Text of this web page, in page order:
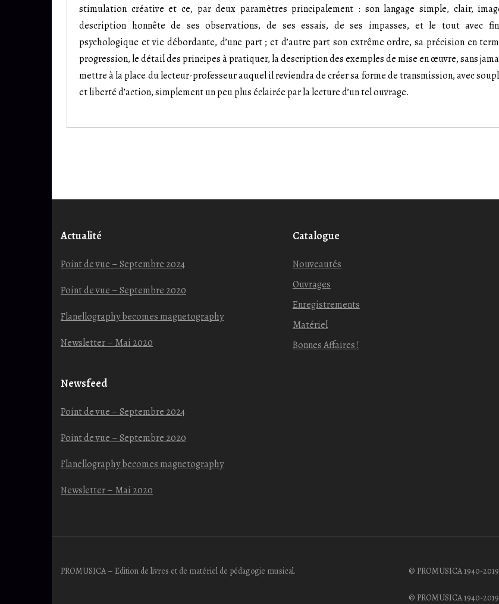
stimulation créative et ce, par deux paramètres principalement : son langage simple, clair,
description honnête de ses observations, de ses essais, de ses impasses, et le tout avec
psychologique et vie débordante, d’une part ; et d’autre part son extrême ordre, sa précision en
progression, le détail des principes à pratiquer, la description des exemples de mise en œuvre, sans
mettre à la place du lecteur-professeur auquel il reviendra de créer sa forme de transmission, avec
et liberté d’action, simplement un peu plus éclairée par la lecture d’un tel ouvrage.
Actualité
Point de vue – Septembre 2024
Point de vue – Septembre 2020
Flanellography becomes magnetography
Newsletter – Mai 2020
Newsfeed
Point de vue – Septembre 2024
Point de vue – Septembre 2020
Flanellography becomes magnetography
Newsletter – Mai 2020
Catalogue
Nouveautés
Ouvrages
Enregistrements
Matériel
Bonnes Affaires !
PROMUSICA – Edition de livres et de matériel de pédagogie musical. © PROMUSICA 1940-
© PROMUSICA 1940-